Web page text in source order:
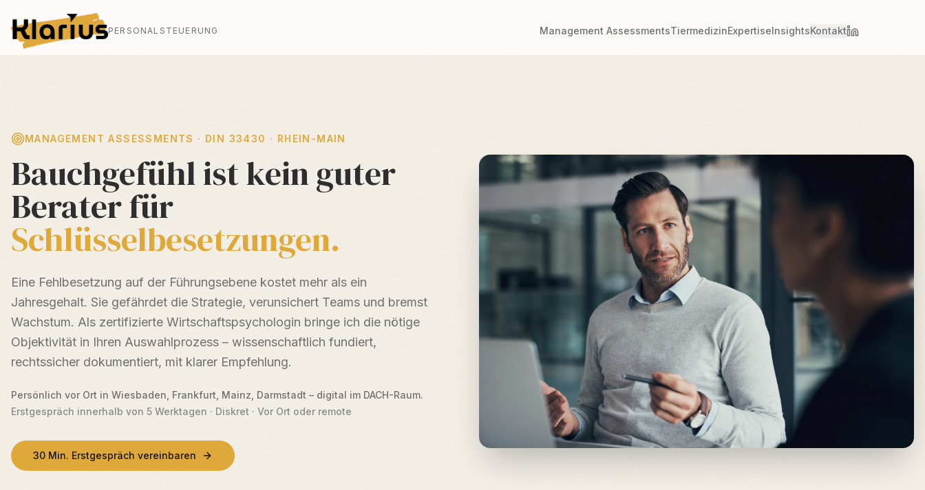
PERSONALSTEUERUNG Management AssessmentsTiermedizinExpertiseInsightsKontakt
MANAGEMENT ASSESSMENTS · DIN 33430 · RHEIN-MAIN
Bauchgefühl ist kein guter
Berater für
Schlüsselbesetzungen.
Eine Fehlbesetzung auf der Führungsebene kostet mehr als ein
Jahresgehalt. Sie gefährdet die Strategie, verunsichert Teams und bremst
Wachstum. Als zertifizierte Wirtschaftspsychologin bringe ich die nötige
Objektivität in Ihren Auswahlprozess – wissenschaftlich fundiert,
rechtssicher dokumentiert, mit klarer Empfehlung.
Persönlich vor Ort in Wiesbaden, Frankfurt, Mainz, Darmstadt – digital im DACH-Raum.
Erstgespräch innerhalb von 5 Werktagen · Diskret · Vor Ort oder remote
30 Min. Erstgespräch vereinbaren